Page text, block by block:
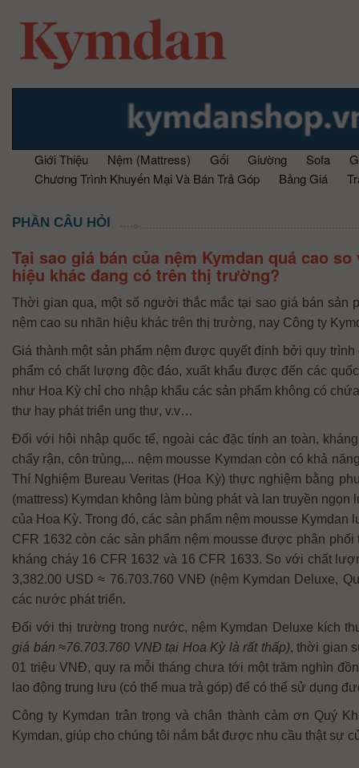
Giới Thiệu Nệm (Mattress) Gối Giường Sofa
Chương Trình Khuyến Mại Và Bán Trả Góp
Bảng Giá
PHẦN CÂU HỎI
Tại sao giá bán của nệm Kymdan quá cao
hiệu khác đang có trên thị trường?
Thời gian qua, một số người thắc mắc tại sao giá bán sản
nệm cao su nhãn hiệu khác trên thị trường, nay Công ty
Giá thành một sản phẩm nệm được quyết định bởi quy
phẩm có chất lượng độc đáo, xuất khẩu được đến các
như Hoa Kỳ chỉ cho nhập khẩu các sản phẩm không có
thư hay phát triển ung thư, v.v…
Đối với hội nhập quốc tế, ngoài các đặc tính an toàn,
chấy rận, côn trùng,... nệm mousse Kymdan còn có khả
Thí Nghiệm Bureau Veritas (Hoa Kỳ) thực nghiệm bằng
(mattress) Kymdan không làm bùng phát và lan truyền
của Hoa Kỳ. Trong đó, các sản phẩm nệm mousse
CFR 1632 còn các sản phẩm nệm mousse được phân
kháng cháy 16 CFR 1632 và 16 CFR 1633. So với chất
3,382.00 USD ≈ 76.703.760 VNĐ (nệm Kymdan Deluxe,
các nước phát triển.
Đối với thị trường trong nước, nệm Kymdan Deluxe kích
giá bán ≈76.703.760 VNĐ tại Hoa Kỳ là rất thấp), thời gian
01 triệu VNĐ, quy ra mỗi tháng chưa tới một trăm nghìn
lao động trung lưu (có thể mua trả góp) để có thể sử dụng
Công ty Kymdan trân trọng và chân thành cảm ơn Quý
Kymdan, giúp cho chúng tôi nắm bắt được nhu cầu thật sự